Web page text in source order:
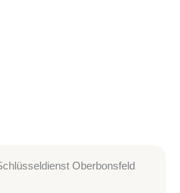
Oberbonsfeld